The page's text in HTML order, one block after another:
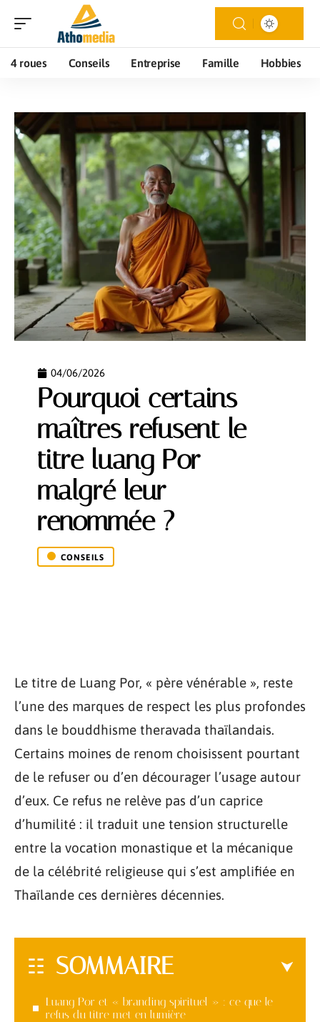
4 roues Conseils Entreprise Famille Hobbies
04/06/2026
Pourquoi certains
maîtres refusent le
titre luang Por
malgré leur
renommée ?
CONSEILS
Le titre de Luang Por, « père vénérable », reste
l’une des marques de respect les plus profondes
dans le bouddhisme theravada thaïlandais.
Certains moines de renom choisissent pourtant
de le refuser ou d’en décourager l’usage autour
d’eux. Ce refus ne relève pas d’un caprice
d’humilité : il traduit une tension structurelle
entre la vocation monastique et la mécanique
de la célébrité religieuse qui s’est amplifiée en
Thaïlande ces dernières décennies.
SOMMAIRE
Luang Por et « branding spirituel » : ce que le
refus du titre met en lumière